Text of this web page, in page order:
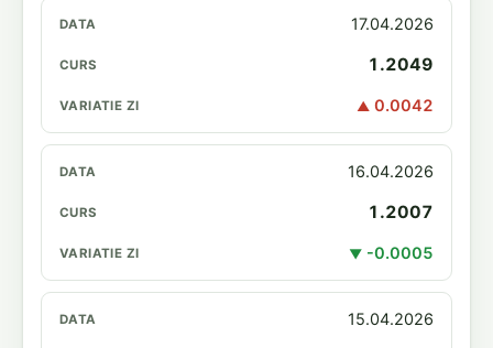
17.04.2026
1.2049
▲ 0.0042
16.04.2026
1.2007
▼ -0.0005
15.04.2026